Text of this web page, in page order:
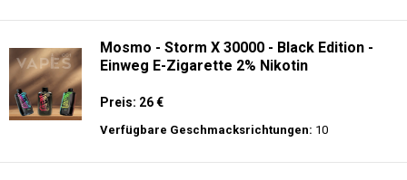
Mosmo - Storm X 30000 - Black Edition -
Einweg E-Zigarette 2% Nikotin
Preis: 26 €
Verfügbare Geschmacksrichtungen: 10